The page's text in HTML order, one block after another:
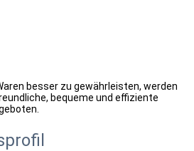
besser zu gewährleisten, werden
bequeme und effiziente